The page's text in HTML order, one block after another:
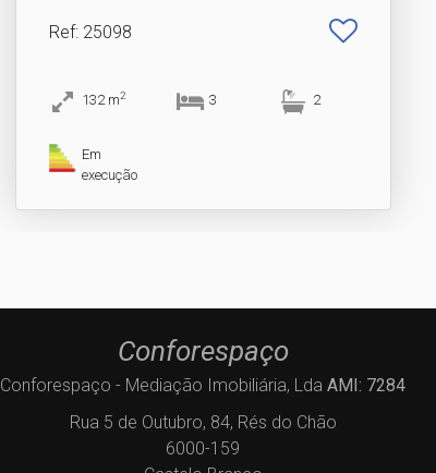
Ref: 25098
132 m2 3 2
Em
execução
Conforespaço
Conforespaço - Mediação Imobiliária, Lda AMI: 7284
Rua 5 de Outubro, 84, Rés do Chão
6000-159